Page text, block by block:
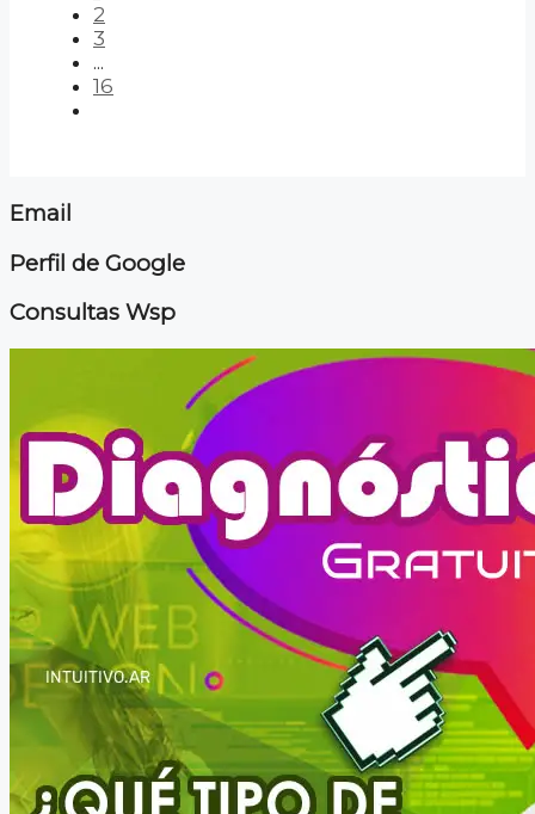
2
3
...
16
Email
Perfil de Google
Consultas Wsp